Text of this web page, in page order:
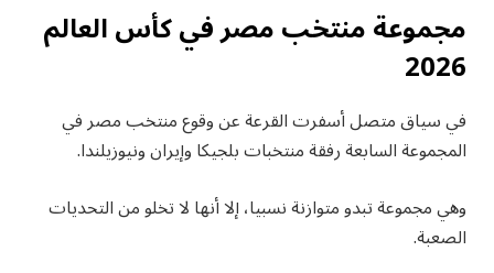
مجموعة منتخب مصر في كأس العالم
2026
في سياق متصل أسفرت القرعة عن وقوع منتخب مصر في
المجموعة السابعة رفقة منتخبات بلجيكا وإيران ونيوزيلندا.
وهي مجموعة تبدو متوازنة نسبيا، إلا أنها لا تخلو من التحديات
الصعبة.